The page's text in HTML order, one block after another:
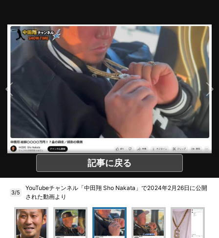
記事に戻る
3/5
YouTubeチャンネル「中田翔 Sho Nakata」で2024年2月26日に公開
された動画より